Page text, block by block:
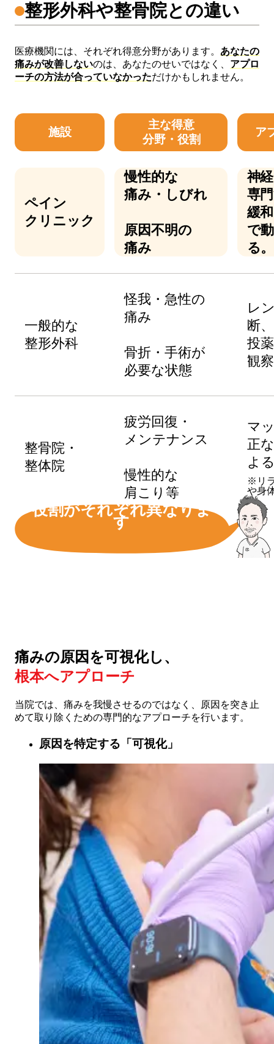
整形外科や整骨院との違い
医療機関には、それぞれ得意分野があります。 あなたの
痛みが改善しないのは、あなたのせいではなく、 アプロ
ーチの方法が合っていなかっただけかもしれません。
施設
主な得意
分野・役割
ア
ペイン
クリニック
慢性的な
痛み・しびれ
原因不明の
痛み
神
専
緩
で
る。
一般的な
整形外科
怪我・急性の
痛み
骨折・手術が
必要な状態
レ
断
投
観
整骨院・
整体院
疲労回復・
メンテナンス
慢性的な
肩こり等
マ
正
よ
※リ
や身
役割がそれぞれ異なりま
す
痛みの原因を可視化し、
根本へアプローチ
当院では、痛みを我慢させるのではなく、原因を突き止
めて取り除くための専門的なアプローチを行います。
原因を特定する「可視化」